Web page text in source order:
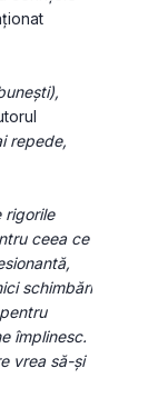
repede,
rigorile
ceea ce
schimbări
împlinesc.
vrea să-și